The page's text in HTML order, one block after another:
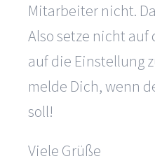
Mitarbeiter nicht.
Also setze nicht auf
auf die Einstellung
melde Dich, wenn
soll!
Viele Grüße